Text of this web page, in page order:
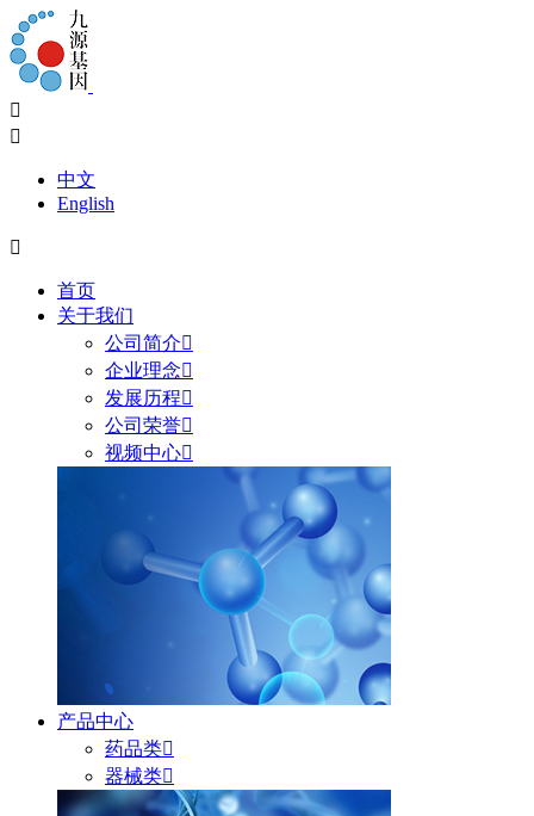


中文
English

首页
关于我们
公司简介
企业理念
发展历程
公司荣誉
视频中心
产品中心
药品类
器械类